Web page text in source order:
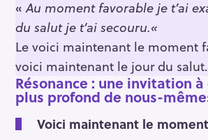
«Au moment favorable je t’ai
du salut je t’ai secouru.«
Le voici maintenant le moment
voici maintenant le jour du salut.
Résonance : une invitation à
plus profond de nous-
Voici maintenant le